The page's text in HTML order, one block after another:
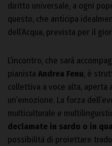
diritto universale, a ogni
questo, che anticipa
dell’Acqua, prevista per il
L’incontro, che sarà
pianista Andrea Fenu, è
collettiva a voce alta, aperta
un’emozione. La forza
multiculturale e
declamate in sardo o in
possibilità di proiettare